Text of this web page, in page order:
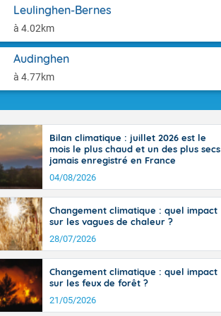
Leulinghen-Bernes
à 4.02km
Audinghen
à 4.77km
ensoleillée,
une
le vent
Il fait 12 à
elles
et
sur le
Alpes à
terres et 20
Bilan climatique : juillet 2026 est le
mois le plus chaud et un des plus secs
jamais enregistré en France
04/08/2026
Changement climatique : quel impact
sur les vagues de chaleur ?
28/07/2026
Changement climatique : quel impact
sur les feux de forêt ?
21/05/2026